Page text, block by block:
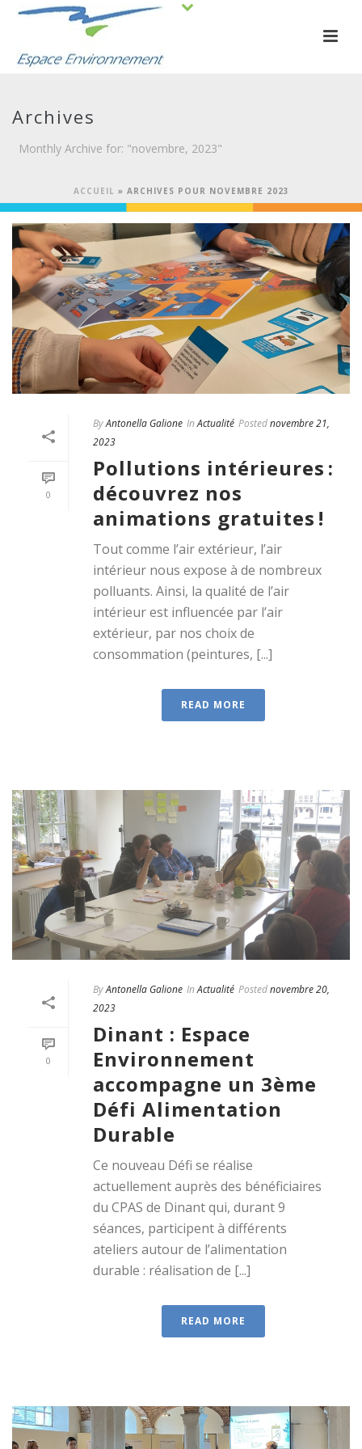
Archives
Monthly Archive for: "novembre, 2023"
ACCUEIL » ARCHIVES POUR NOVEMBRE 2023
0
ByAntonella Galione In Actualité Postednovembre 21,
2023
Pollutions intérieures :
découvrez nos
animations gratuites !
Tout comme l’air extérieur, l’air
intérieur nous expose à de nombreux
polluants. Ainsi, la qualité de l’air
intérieur est influencée par l’air
extérieur, par nos choix de
consommation (peintures, [...]
READ MORE
0
ByAntonella Galione In Actualité Postednovembre 20,
2023
Dinant : Espace
Environnement
accompagne un 3ème
Défi Alimentation
Durable
Ce nouveau Défi se réalise
actuellement auprès des bénéficiaires
du CPAS de Dinant qui, durant 9
séances, participent à différents
ateliers autour de l’alimentation
durable : réalisation de [...]
READ MORE